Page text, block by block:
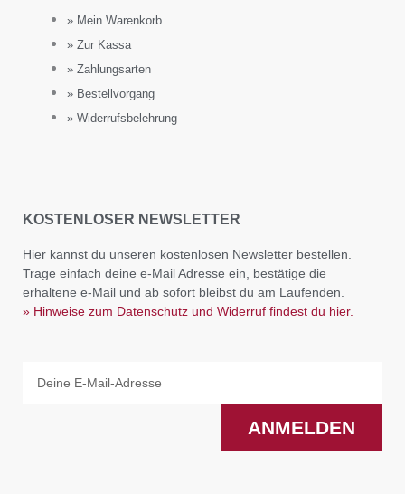
» Mein Warenkorb
» Zur Kassa
» Zahlungsarten
» Bestellvorgang
» Widerrufsbelehrung
KOSTENLOSER NEWSLETTER
Hier kannst du unseren kostenlosen Newsletter bestellen.
Trage einfach deine e-Mail Adresse ein, bestätige die
erhaltene e-Mail und ab sofort bleibst du am Laufenden.
» Hinweise zum Datenschutz und Widerruf findest du hier.
ANMELDEN